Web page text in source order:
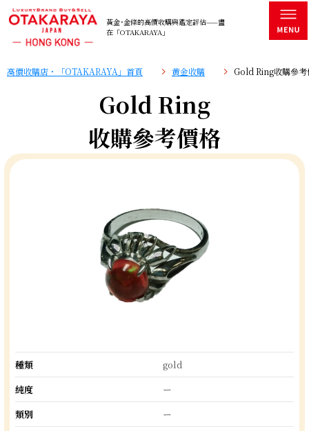
黃金･金條的高價收購與鑑定評估——盡
在「OTAKARAYA」
高價收購店・「OTAKARAYA」首頁 黄金收購 Gold Ring收購參考
Gold Ring
收購參考價格
種類
gold
純度
ー
類別
ー